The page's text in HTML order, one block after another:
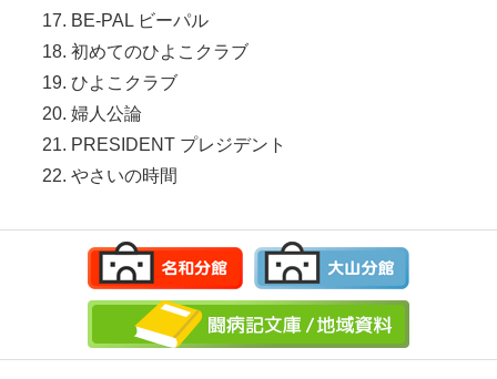
BE-PAL ビーパル
初めてのひよこクラブ
ひよこクラブ
婦人公論
PRESIDENT プレジデント
やさいの時間